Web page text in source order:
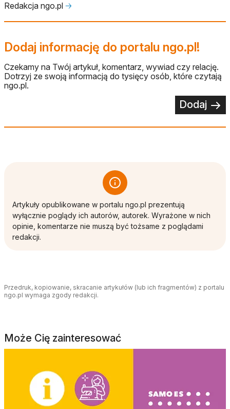
Redakcja ngo.pl 🡢
Dodaj informację do portalu ngo.pl!
Czekamy na Twój artykuł, komentarz, wywiad czy relację.
Dotrzyj ze swoją informacją do tysięcy osób, które czytają
ngo.pl.
Dodaj
Artykuły opublikowane w portalu ngo.pl prezentują
wyłącznie poglądy ich autorów, autorek. Wyrażone w nich
opinie, komentarze nie muszą być tożsame z poglądami
redakcji.
Przedruk, kopiowanie, skracanie artykułów (lub ich fragmentów) z portalu
ngo.pl wymaga zgody redakcji.
Może Cię zainteresować